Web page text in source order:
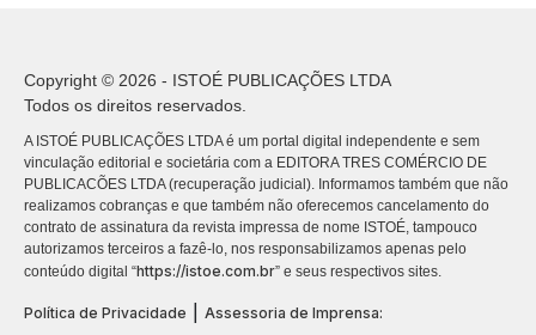
Copyright © 2026 - ISTOÉ PUBLICAÇÕES LTDA
Todos os direitos reservados.
A ISTOÉ PUBLICAÇÕES LTDA é um portal digital independente e sem
vinculação editorial e societária com a EDITORA TRES COMÉRCIO DE
PUBLICACÕES LTDA (recuperação judicial). Informamos também que não
realizamos cobranças e que também não oferecemos cancelamento do
contrato de assinatura da revista impressa de nome ISTOÉ, tampouco
autorizamos terceiros a fazê-lo, nos responsabilizamos apenas pelo
conteúdo digital “https://istoe.com.br” e seus respectivos sites.
Política de Privacidade
Assessoria de Imprensa: